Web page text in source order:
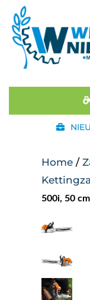
naar
inhoud
Home /
500i, 50